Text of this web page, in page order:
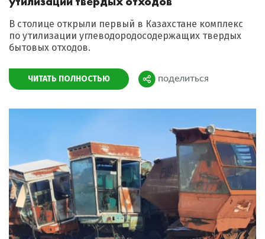
В столице открыли первый в Казахстане комплекс
по утилизации углеводородосодержащих твердых
бытовых отходов.
ЧИТАТЬ ПОЛНОСТЬЮ Поделиться
поделиться